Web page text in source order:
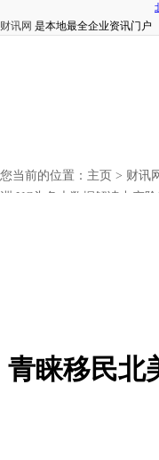
财讯网 是本地最全企业资讯门户
您当前的位置： 主页 > 财讯
洲 UC头条大数据解读中产阶
青睐移民北